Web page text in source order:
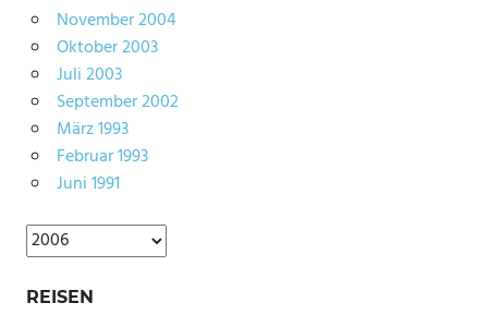
November 2004
Oktober 2003
Juli 2003
September 2002
März 1993
Februar 1993
Juni 1991
Archiv
REISEN